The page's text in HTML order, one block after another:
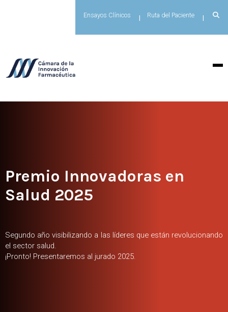
Ensayos Clínicos Ruta del Paciente
Premio Innovadoras en
Salud 2025
Segundo año visibilizando a las líderes que están revolucionando
el sector salud.
¡Pronto! Presentaremos al jurado 2025.